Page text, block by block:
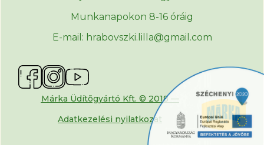
Munkanapokon 8-16 óráig
E-mail: hrabovszki.lilla@gmail.com
Márka Üdítõgyártó Kft. © 2018 —
Adatkezelési nyilatkozat